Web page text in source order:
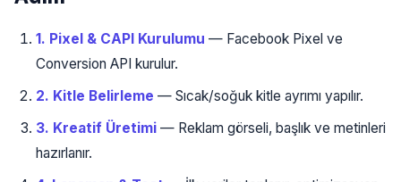
1. Pixel & CAPI Kurulumu — Facebook Pixel ve
Conversion API kurulur.
2. Kitle Belirleme — Sıcak/soğuk kitle ayrımı yapılır.
3. Kreatif Üretimi — Reklam görseli, başlık ve metinleri
hazırlanır.